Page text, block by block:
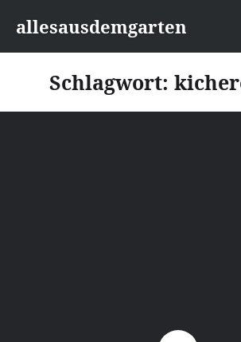
Inhaltallesausdemgarten
Schlagwort: